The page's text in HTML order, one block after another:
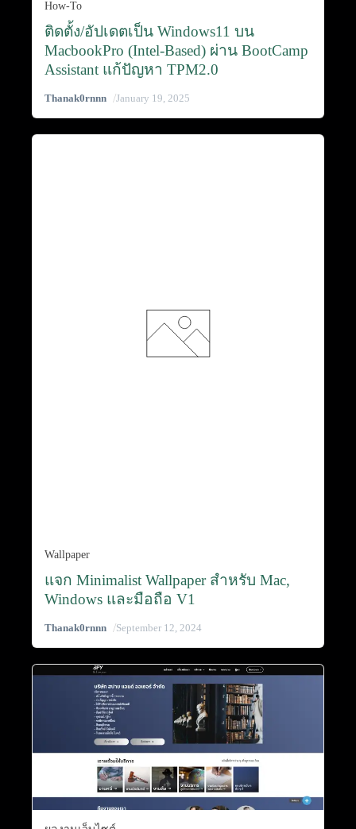
How-To
ติดตั้ง/อัปเดตเป็น Windows11 บน
MacbookPro (Intel-Based) ผ่าน BootCamp
Assistant แก้ปัญหา TPM2.0
Thanak0rnnn /January 19, 2025
Wallpaper
แจก Minimalist Wallpaper สำหรับ Mac,
Windows และมือถือ V1
Thanak0rnnn /September 12, 2024